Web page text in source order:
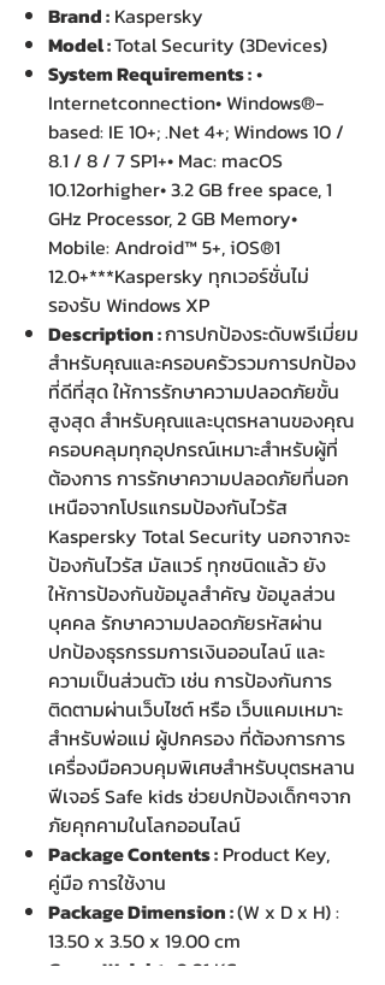
Brand : Kaspersky
Model :Total Security (3Devices)
System Requirements :•
Internetconnection• Windows®-
based: IE 10+; .Net 4+; Windows 10 /
8.1 / 8 / 7 SP1+• Mac: macOS
10.12orhigher• 3.2 GB free space, 1
GHz Processor, 2 GB Memory•
Mobile: Android™ 5+, iOS®1
12.0+***Kaspersky ทุกเวอร์ชั่นไม่
รองรับ Windows XP
Description :การปกป้องระดับพรีเมี่ยม
สำหรับคุณและครอบครัวรวมการปกป้อง
ที่ดีที่สุด ให้การรักษาความปลอดภัยขั้น
สูงสุด สำหรับคุณและบุตรหลานของคุณ
ครอบคลุมทุกอุปกรณ์เหมาะสำหรับผู้ที่
ต้องการ การรักษาความปลอดภัยที่นอก
เหนือจากโปรแกรมป้องกันไวรัส
Kaspersky Total Security นอกจากจะ
ป้องกันไวรัส มัลแวร์ ทุกชนิดแล้ว ยัง
ให้การป้องกันข้อมูลสำคัญ ข้อมูลส่วน
บุคคล รักษาความปลอดภัยรหัสผ่าน
ปกป้องธุรกรรมการเงินออนไลน์ และ
ความเป็นส่วนตัว เช่น การป้องกันการ
ติดตามผ่านเว็บไซต์ หรือ เว็บแคมเหมาะ
สำหรับพ่อแม่ ผู้ปกครอง ที่ต้องการการ
เครื่องมือควบคุมพิเศษสำหรับบุตรหลาน
ฟีเจอร์ Safe kids ช่วยปกป้องเด็กๆจาก
ภัยคุกคามในโลกออนไลน์
Package Contents : Product Key,
คู่มือ การใช้งาน
Package Dimension :(W x D x H) :
13.50 x 3.50 x 19.00 cm
Gross Weight : 0.01 KG